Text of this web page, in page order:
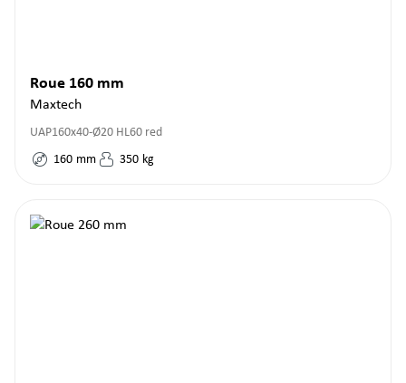
Roue 160 mm
Maxtech
UAP160x40-Ø20 HL60 red
160 mm 350 kg